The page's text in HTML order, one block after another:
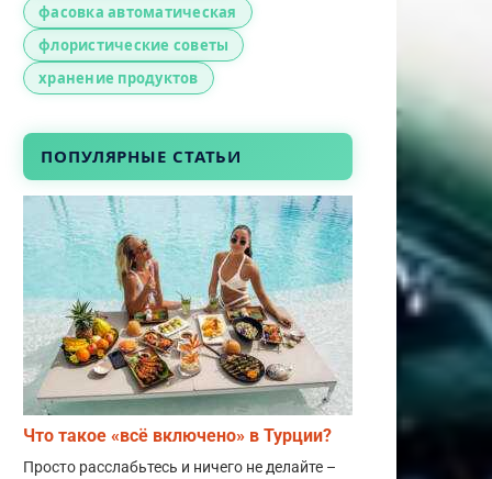
фасовка автоматическая
флористические советы
хранение продуктов
ПОПУЛЯРНЫЕ СТАТЬИ
Что такое «всё включено» в Турции?
Просто расслабьтесь и ничего не делайте –